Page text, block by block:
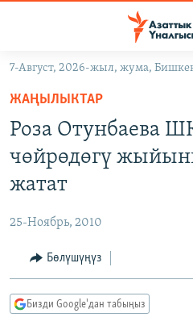
Навигацияга
өтүңүз
Издөөгө
салыңызКЫРГЫЗСТАН
МАДАНИЯТ
УКРАИНА
ТВ ПРОГРАММАЛАР
БҮГҮН АЗАТТЫКТА
ПОДКАСТ
7-Август, 2026-жыл, жума,
ЖАҢЫЛЫКТАР
Роза Отунбаева
чөйрөдөгү
жатат
25-Ноябрь, 2010
Бөлүшүңүз
Бизди Google'дан табыңыз